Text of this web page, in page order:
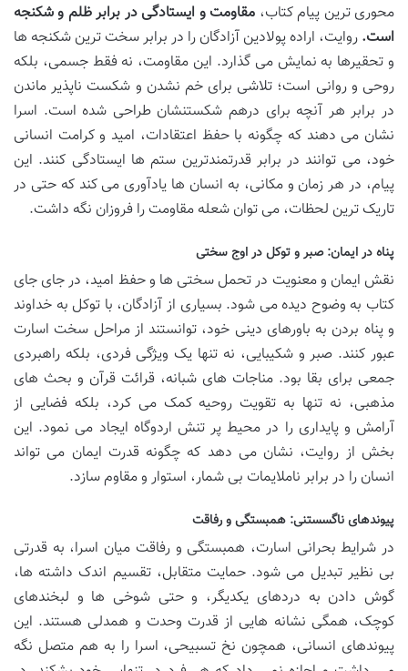
محوری ترین پیام کتاب، مقاومت و ایستادگی در برابر ظلم و شکنجه
است. روایت، اراده پولادین آزادگان را در برابر سخت ترین شکنجه ها
و تحقیرها به نمایش می گذارد. این مقاومت، نه فقط جسمی، بلکه
روحی و روانی است؛ تلاشی برای خم نشدن و شکست ناپذیر ماندن
در برابر هر آنچه برای درهم شکستنشان طراحی شده است. اسرا
نشان می دهند که چگونه با حفظ اعتقادات، امید و کرامت انسانی
خود، می توانند در برابر قدرتمندترین ستم ها ایستادگی کنند. این
پیام، در هر زمان و مکانی، به انسان ها یادآوری می کند که حتی در
تاریک ترین لحظات، می توان شعله مقاومت را فروزان نگه داشت.
پناه در ایمان: صبر و توکل در اوج سختی
نقش ایمان و معنویت در تحمل سختی ها و حفظ امید، در جای جای
کتاب به وضوح دیده می شود. بسیاری از آزادگان، با توکل به خداوند
و پناه بردن به باورهای دینی خود، توانستند از مراحل سخت اسارت
عبور کنند. صبر و شکیبایی، نه تنها یک ویژگی فردی، بلکه راهبردی
جمعی برای بقا بود. مناجات های شبانه، قرائت قرآن و بحث های
مذهبی، نه تنها به تقویت روحیه کمک می کرد، بلکه فضایی از
آرامش و پایداری را در محیط پر تنش اردوگاه ایجاد می نمود. این
بخش از روایت، نشان می دهد که چگونه قدرت ایمان می تواند
انسان را در برابر ناملایمات بی شمار، استوار و مقاوم سازد.
پیوندهای ناگسستنی: همبستگی و رفاقت
در شرایط بحرانی اسارت، همبستگی و رفاقت میان اسرا، به قدرتی
بی نظیر تبدیل می شود. حمایت متقابل، تقسیم اندک داشته ها،
گوش دادن به دردهای یکدیگر، و حتی شوخی ها و لبخندهای
کوچک، همگی نشانه هایی از قدرت وحدت و همدلی هستند. این
پیوندهای انسانی، همچون نخ تسبیحی، اسرا را به هم متصل نگه